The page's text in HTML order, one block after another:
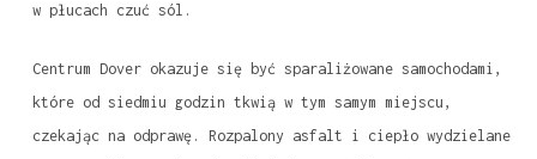
w płucach czuć sól.
Centrum Dover okazuje się być sparaliżowane samochodami,
które od siedmiu godzin tkwią w tym samym miejscu,
czekając na odprawę. Rozpalony asfalt i ciepło wydzielane